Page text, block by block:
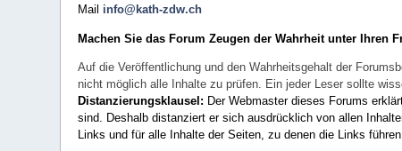
Mail info@kath-zdw.ch
Machen Sie das Forum Zeugen der Wahrheit unter Ihren
Auf die Veröffentlichung und den Wahrheitsgehalt der
nicht möglich alle Inhalte zu prüfen. Ein jeder Leser sollte
Distanzierungsklausel: Der Webmaster dieses Forums
sind. Deshalb distanziert er sich ausdrücklich von allen
Links und für alle Inhalte der Seiten, zu denen die Links führen.